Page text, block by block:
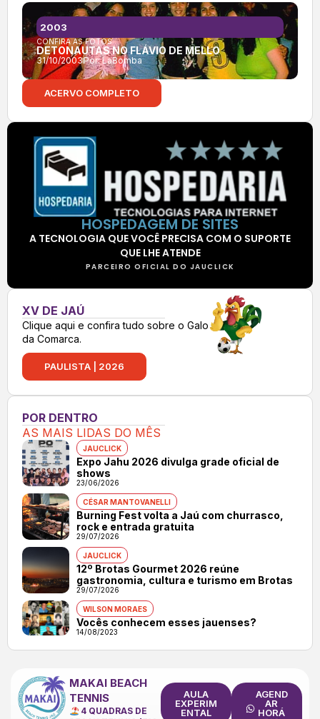
CONFIRA AS FOTOS:
DETONAUTAS NO FLÁVIO DE MELLO
31/10/2003Por:LaBomba
2003
ACERVO COMPLETO
HOSPEDAGEM DE SITES
A TECNOLOGIA QUE VOCÊ PRECISA COM O SUPORTE
QUE LHE ATENDE
PARCEIRO OFICIAL DO JAUCLICK
XV DE JAÚ
Clique aqui e confira tudo sobre o Galo
da Comarca.
PAULISTA | 2026
POR DENTRO
AS MAIS LIDAS DO MÊS
JAUCLICK
Expo Jahu 2026 divulga grade oficial de
shows
23/06/2026
CÉSAR MANTOVANELLI
Burning Fest volta a Jaú com churrasco,
rock e entrada gratuita
29/07/2026
JAUCLICK
12º Brotas Gourmet 2026 reúne
gastronomia, cultura e turismo em Brotas
29/07/2026
WILSON MORAES
Vocês conhecem esses jauenses?
14/08/2023
MAKAI BEACH
TENNIS
4 QUADRAS DE
AULA
EXPERIM
ENTAL
AGEND
AR
HORÁ